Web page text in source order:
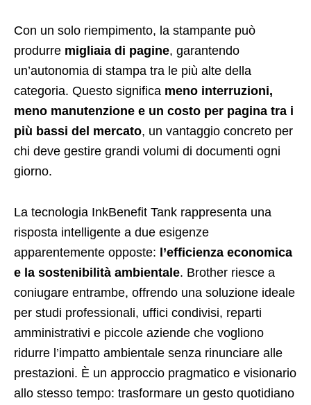
Con un solo riempimento, la stampante può
produrre migliaia di pagine, garantendo
un’autonomia di stampa tra le più alte della
categoria. Questo significa meno interruzioni,
meno manutenzione e un costo per pagina tra i
più bassi del mercato, un vantaggio concreto per
chi deve gestire grandi volumi di documenti ogni
giorno.
La tecnologia InkBenefit Tank rappresenta una
risposta intelligente a due esigenze
apparentemente opposte: l’efficienza economica
e la sostenibilità ambientale. Brother riesce a
coniugare entrambe, offrendo una soluzione ideale
per studi professionali, uffici condivisi, reparti
amministrativi e piccole aziende che vogliono
ridurre l’impatto ambientale senza rinunciare alle
prestazioni. È un approccio pragmatico e visionario
allo stesso tempo: trasformare un gesto quotidiano